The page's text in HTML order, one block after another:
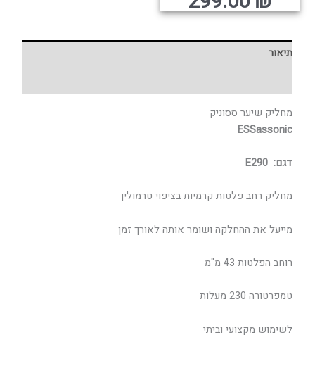
היה:
הוא:
המלאי אזל
תיאור
מחליק שיער ססוניק
ESSassonic
דגם: E290
מחליק רחב פלטות קרמיות בציפוי טרמולין
מייעל את ההחלקה ושומר אותה לאורך זמן
רוחב הפלטות 43 מ"מ
טמפרטורה 230 מעלות
לשימוש מקצועי וביתי